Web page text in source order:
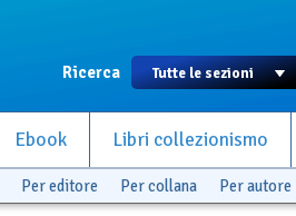
Ricerca
Ebook Libri collezionismo
Per editore Per collana Per autore